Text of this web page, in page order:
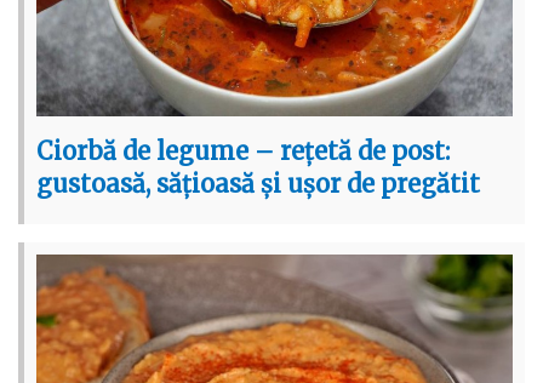
Ciorbă de legume – rețetă de post:
gustoasă, sățioasă și ușor de pregătit